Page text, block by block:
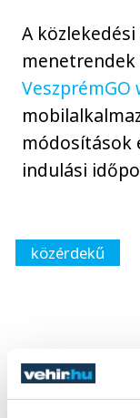
A
VeszprémGO
módosítások
indulási
közérdekű